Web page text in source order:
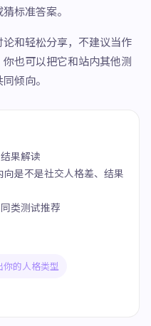
标准答案。
和轻松分享，不建议当作
也可以把它和站内其他测
倾向。
果解读
是不是社交人格差、结果
类测试推荐
的人格类型